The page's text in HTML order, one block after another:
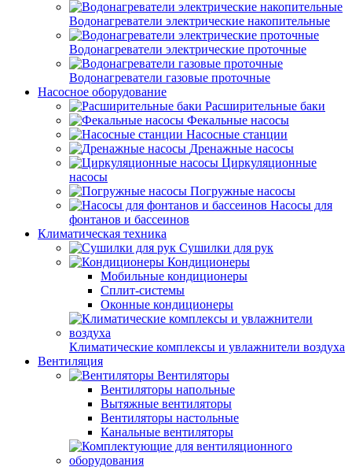
Водонагреватели электрические накопительные
Водонагреватели электрические проточные
Водонагреватели газовые проточные
Насосное оборудование
Расширительные баки
Фекальные насосы
Насосные станции
Дренажные насосы
Циркуляционные
насосы
Погружные насосы
Насосы для
фонтанов и бассеинов
Климатическая техника
Сушилки для рук
Кондиционеры
Мобильные кондиционеры
Сплит-системы
Оконные кондиционеры
Климатические комплексы и увлажнители воздуха
Вентиляция
Вентиляторы
Вентиляторы напольные
Вытяжные вентиляторы
Вентиляторы настольные
Канальные вентиляторы